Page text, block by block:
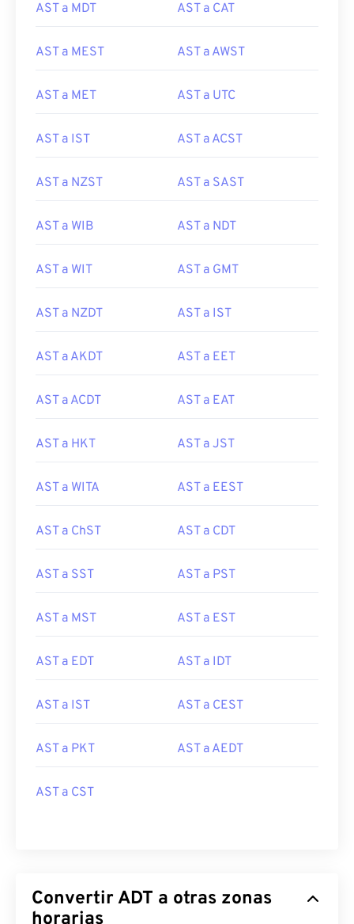
AST a MDT AST a CAT
AST a MEST AST a AWST
AST a MET AST a UTC
AST a IST AST a ACST
AST a NZST AST a SAST
AST a WIB AST a NDT
AST a WIT AST a GMT
AST a NZDT AST a IST
AST a AKDT AST a EET
AST a ACDT AST a EAT
AST a HKT AST a JST
AST a WITA AST a EEST
AST a ChST AST a CDT
AST a SST AST a PST
AST a MST AST a EST
AST a EDT AST a IDT
AST a IST AST a CEST
AST a PKT AST a AEDT
AST a CST
Convertir ADT a otras zonas